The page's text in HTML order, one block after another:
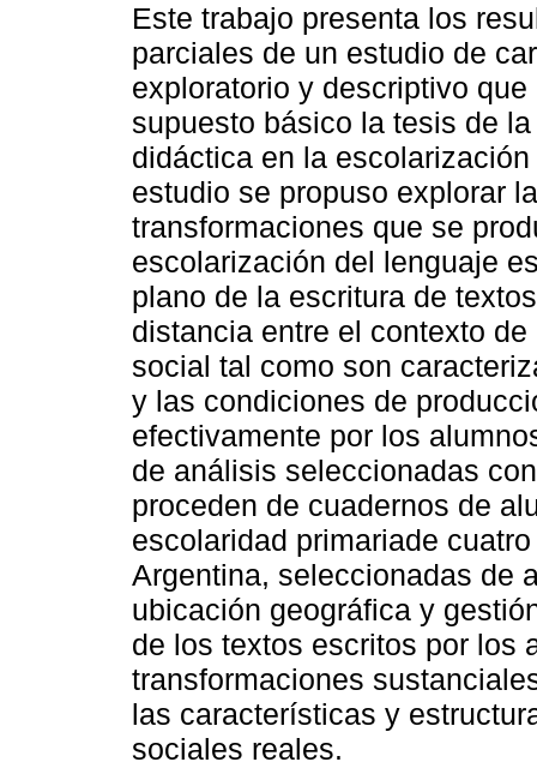
Este trabajo presenta los
parciales de un estudio de
exploratorio y descriptivo
supuesto básico la tesis de
didáctica en la
estudio se propuso explorar
transformaciones que se
escolarización del lenguaje
plano de la escritura de
distancia entre el contexto
social tal como son
y las condiciones de
efectivamente por los
de análisis seleccionadas
proceden de cuadernos de
escolaridad primariade
Argentina, seleccionadas de
ubicación geográfica y
de los textos escritos por los
transformaciones
las características y
sociales reales.